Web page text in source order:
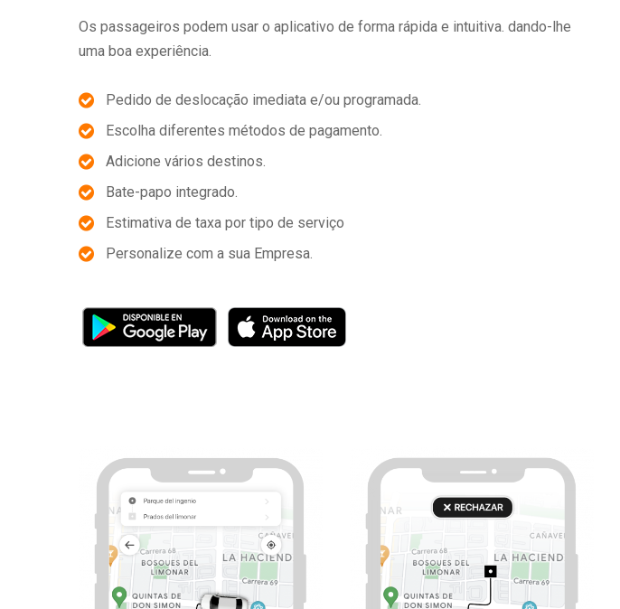
Os passageiros podem usar o aplicativo de forma rápida e intuitiva. dando-lhe
uma boa experiência.
Pedido de deslocação imediata e/ou programada.
Escolha diferentes métodos de pagamento.
Adicione vários destinos.
Bate-papo integrado.
Estimativa de taxa por tipo de serviço
Personalize com a sua Empresa.